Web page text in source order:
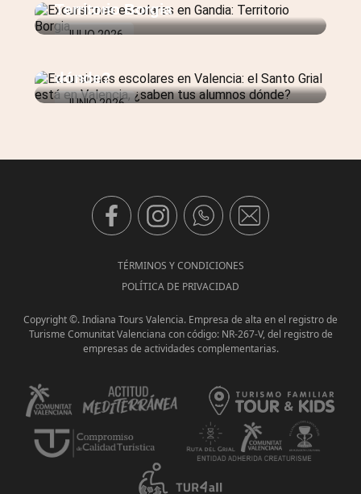
JULIO 2026
Territorio Borgia
JUNIO 2026
Excursiones escolares en
dónde?
TÉRMINOS Y CONDICIONES
POLÍTICA DE PRIVACIDAD
Copyright ©. Indiana Tours Valencia. Empresa de alta en el registro de
Turisme Comunitat Valenciana con código: NR-267-V, del registro de
empresas de actividades complementarias.